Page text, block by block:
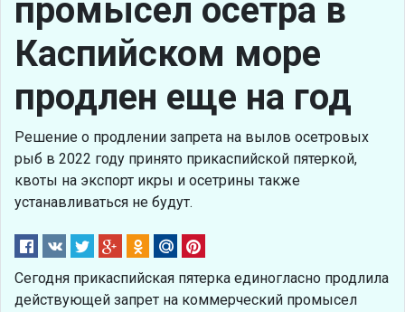
промысел осетра в
Каспийском море
продлен еще на год
Решение о продлении запрета на вылов осетровых
рыб в 2022 году принято прикаспийской пятеркой,
квоты на экспорт икры и осетрины также
устанавливаться не будут.
Сегодня прикаспийская пятерка единогласно продлила
действующей запрет на коммерческий промысел